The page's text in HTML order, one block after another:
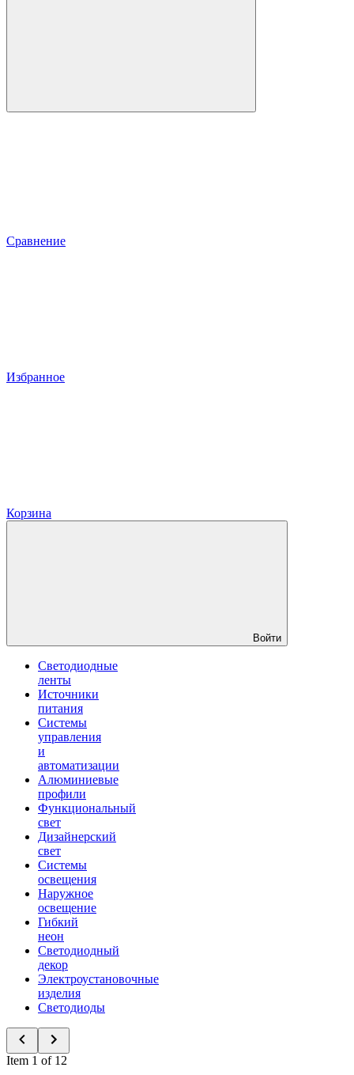
Сравнение
Избранное
Корзина
Войти
Светодиодные
ленты
Источники
питания
Системы
управления
и
автоматизации
Алюминиевые
профили
Функциональный
свет
Дизайнерский
свет
Системы
освещения
Наружное
освещение
Гибкий
неон
Светодиодный
декор
Электроустановочные
изделия
Светодиоды
Item 1 of 12